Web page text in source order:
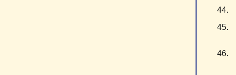
44.
45.
46.